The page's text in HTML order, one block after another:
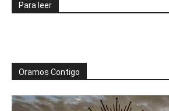
Para leer
Oramos Contigo